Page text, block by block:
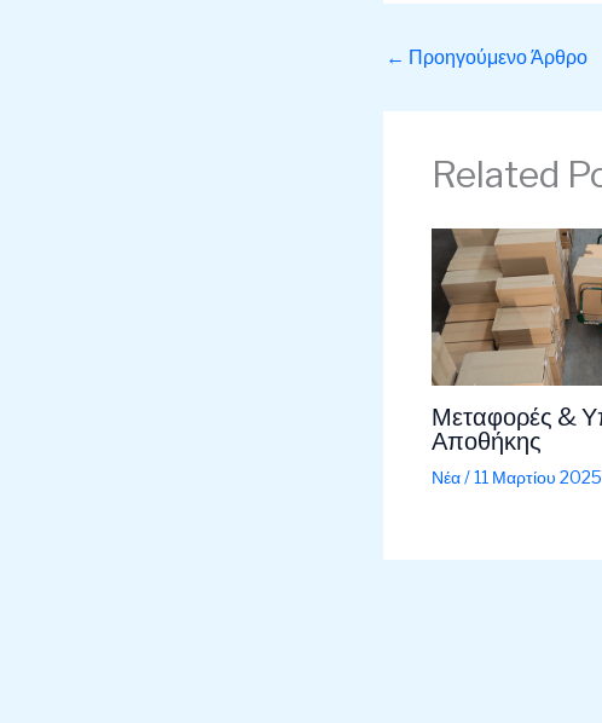
← Προηγούμενο Άρθρο
Related
Μεταφορές &
Αποθήκης
Νέα/11 Μαρτίου 2025